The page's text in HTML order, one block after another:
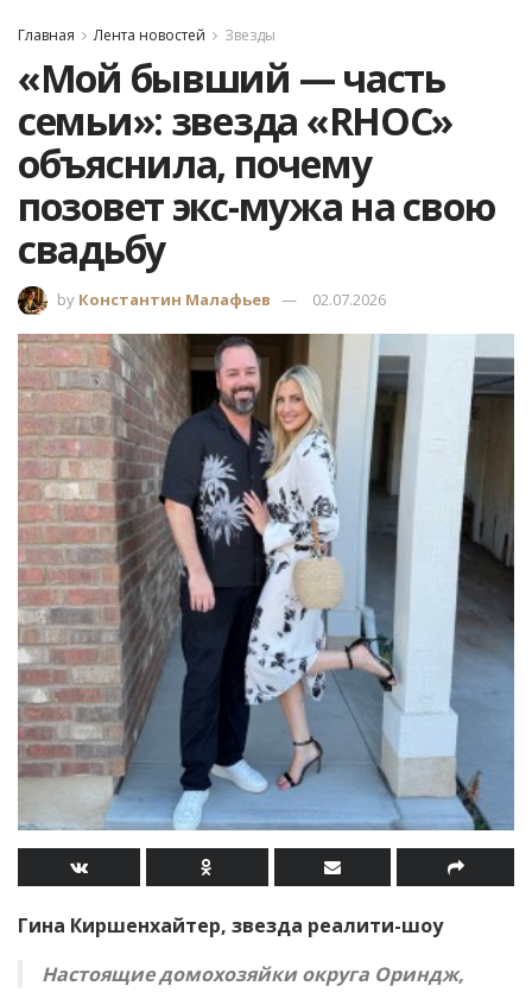
Главная Лента новостей Звезды
«Мой бывший — часть
семьи»: звезда «RHOC»
объяснила, почему
позовет экс-мужа на свою
свадьбу
by Константин Малафьев 02.07.2026
Гина Киршенхайтер, звезда реалити-шоу
Настоящие домохозяйки округа Ориндж,